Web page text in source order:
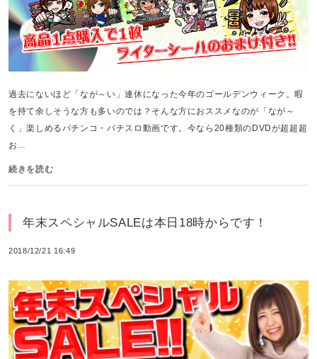
過去にないほど「なが～い」連休になった今年のゴールデンウィーク。暇
を持て余しそうな方も多いのでは？そんな方におススメなのが「なが～
く」楽しめるパチンコ・パチスロ動画です。今なら20種類のDVDが超超超
お...
続きを読む
年末スペシャルSALEは本日18時からです！
2018/12/21 16:49